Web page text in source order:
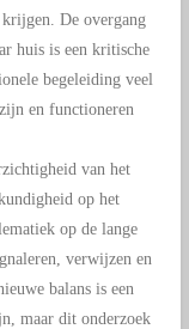
De overgang
huis is een kritische
begeleiding veel
en functioneren
van het
op het
op de lange
verwijzen en
balans is een
maar dit onderzoek